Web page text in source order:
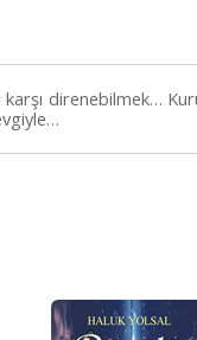
karşı direnebilmek…